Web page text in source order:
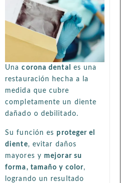
Unacorona dental
es una
restauración hecha a la
medida que cubre
completamente un diente
dañado o debilitado.
Su función esproteger el
diente, evitar daños
mayores y mejorar su
forma, tamaño y color,
logrando un resultado